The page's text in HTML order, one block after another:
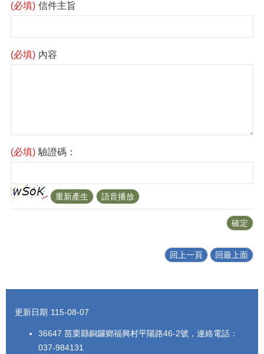
(必填) 信件主旨
(必填) 內容
(必填) 驗證碼：
回上一頁 回最上面
:::
更新日期 115-08-07
36647 苗栗縣銅鑼鄉福興村平陽路46-2號，連絡電話：
037-984131